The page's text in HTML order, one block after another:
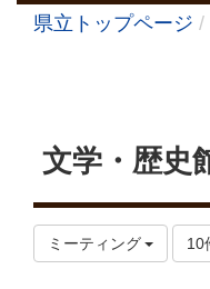
県立トップページ
文学・歴史
ミーティング 10